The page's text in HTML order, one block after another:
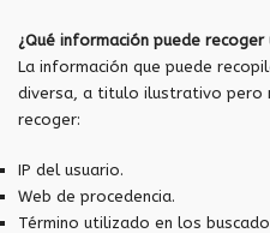
¿Qué información puede recoger
La información que puede
diversa, a titulo ilustrativo pero
recoger:
IP del usuario.
Web de procedencia.
Término utilizado en los